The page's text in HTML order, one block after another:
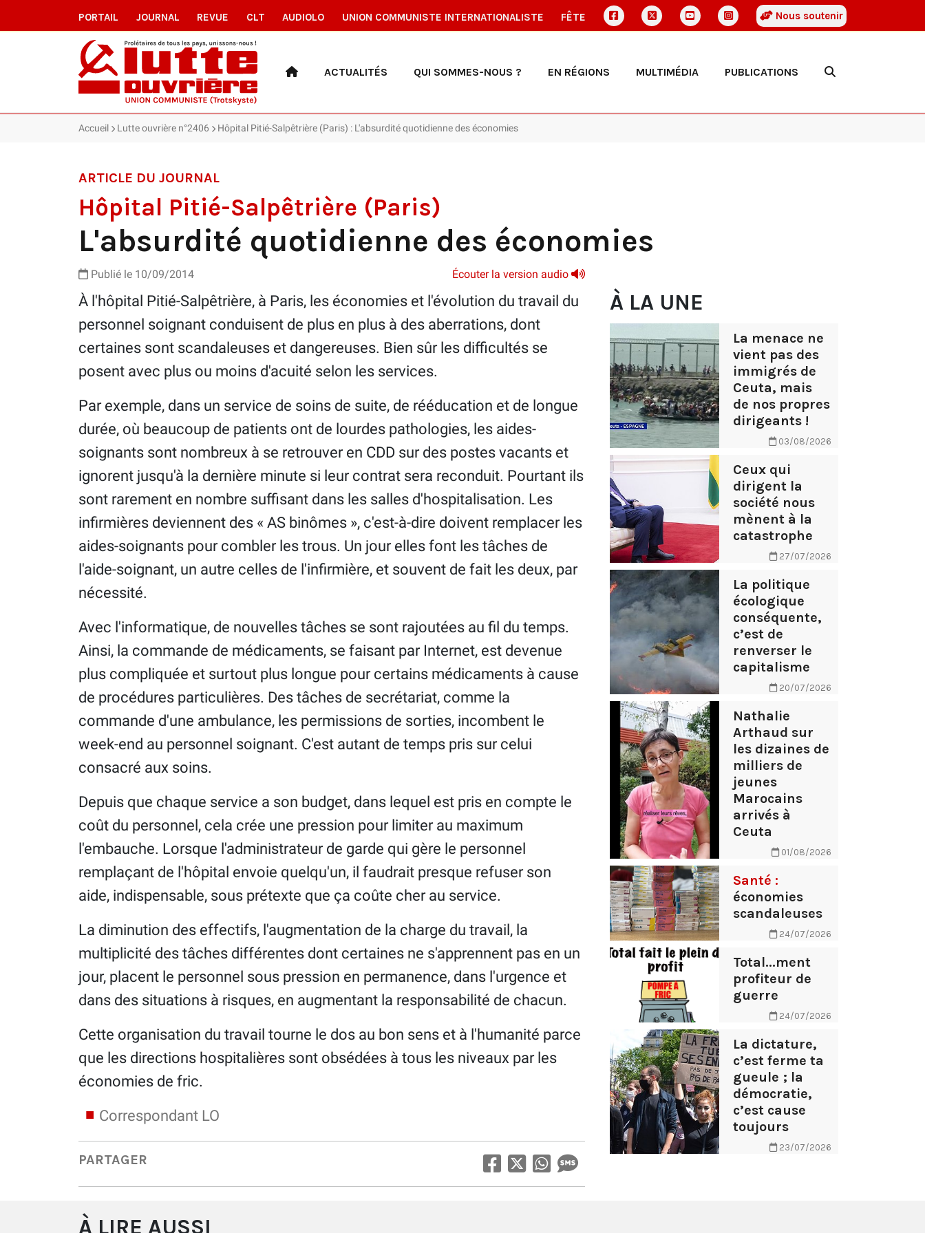
PORTAIL JOURNAL REVUE CLT AUDIOLO UNION COMMUNISTE INTERNATIONALISTE FÊTE Nous soutenir
ACTUALITÉS QUI SOMMES-NOUS ? EN RÉGIONS MULTIMÉDIA PUBLICATIONS
Accueil Lutte ouvrière n°2406 Hôpital Pitié-Salpêtrière (Paris) : L'absurdité quotidienne des économies
ARTICLE DU JOURNAL
Hôpital Pitié-Salpêtrière (Paris)
L'absurdité quotidienne des économies
Publié le 10/09/2014 Écouter la version audio
À l'hôpital Pitié-Salpêtrière, à Paris, les économies et l'évolution du travail du
personnel soignant conduisent de plus en plus à des aberrations, dont
certaines sont scandaleuses et dangereuses. Bien sûr les difficultés se
posent avec plus ou moins d'acuité selon les services.
Par exemple, dans un service de soins de suite, de rééducation et de longue
durée, où beaucoup de patients ont de lourdes pathologies, les aides-
soignants sont nombreux à se retrouver en CDD sur des postes vacants et
ignorent jusqu'à la dernière minute si leur contrat sera reconduit. Pourtant ils
sont rarement en nombre suffisant dans les salles d'hospitalisation. Les
infirmières deviennent des « AS binômes », c'est-à-dire doivent remplacer les
aides-soignants pour combler les trous. Un jour elles font les tâches de
l'aide-soignant, un autre celles de l'infirmière, et souvent de fait les deux, par
nécessité.
Avec l'informatique, de nouvelles tâches se sont rajoutées au fil du temps.
Ainsi, la commande de médicaments, se faisant par Internet, est devenue
plus compliquée et surtout plus longue pour certains médicaments à cause
de procédures particulières. Des tâches de secrétariat, comme la
commande d'une ambulance, les permissions de sorties, incombent le
week-end au personnel soignant. C'est autant de temps pris sur celui
consacré aux soins.
Depuis que chaque service a son budget, dans lequel est pris en compte le
coût du personnel, cela crée une pression pour limiter au maximum
l'embauche. Lorsque l'administrateur de garde qui gère le personnel
remplaçant de l'hôpital envoie quelqu'un, il faudrait presque refuser son
aide, indispensable, sous prétexte que ça coûte cher au service.
La diminution des effectifs, l'augmentation de la charge du travail, la
multiplicité des tâches différentes dont certaines ne s'apprennent pas en un
jour, placent le personnel sous pression en permanence, dans l'urgence et
dans des situations à risques, en augmentant la responsabilité de chacun.
Cette organisation du travail tourne le dos au bon sens et à l'humanité parce
que les directions hospitalières sont obsédées à tous les niveaux par les
économies de fric.
Correspondant LO
PARTAGER
À LA UNE
La menace ne
vient pas des
immigrés de
Ceuta, mais
de nos propres
dirigeants !
03/08/2026
Ceux qui
dirigent la
société nous
mènent à la
catastrophe
27/07/2026
La politique
écologique
conséquente,
c’est de
renverser le
capitalisme
20/07/2026
Nathalie
Arthaud sur
les dizaines de
milliers de
jeunes
Marocains
arrivés à
Ceuta
01/08/2026
Santé :
économies
scandaleuses
24/07/2026
Total...ment
profiteur de
guerre
24/07/2026
La dictature,
c’est ferme ta
gueule ; la
démocratie,
c’est cause
toujours
23/07/2026
À LIRE AUSSI